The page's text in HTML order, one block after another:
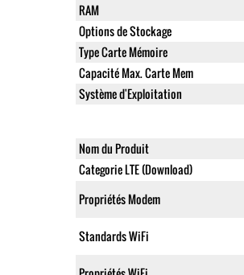
RAM
Options de Stockage
Type Carte Mémoire
Capacité Max. Carte Mem
Système d'Exploitation
Nom du Produit
Categorie LTE (Download)
Propriétés Modem
Standards WiFi